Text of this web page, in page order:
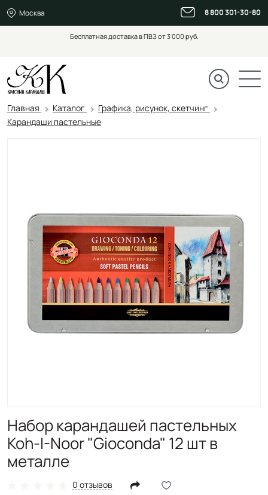
Москва 8 800 301-30-80
Бесплатная доставка в ПВЗ от 3 000 руб.
Главная Каталог
Графика, рисунок, скетчинг
Карандаши пастельные
Набор карандашей пастельных
Koh-I-Noor "Gioconda" 12 шт в
металле
0 отзывов